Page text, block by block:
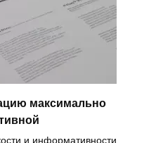
максимально
и информативности